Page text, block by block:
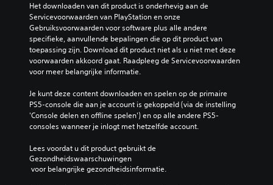
Het downloaden van dit product is onderhevig aan de
Servicevoorwaarden van PlayStation en onze
Gebruiksvoorwaarden voor software plus alle andere
specifieke, aanvullende bepalingen die op dit product van
toepassing zijn. Download dit product niet als u niet met deze
voorwaarden akkoord gaat. Raadpleeg de Servicevoorwaarden
voor meer belangrijke informatie.
Je kunt deze content downloaden en spelen op de primaire
PS5-console die aan je account is gekoppeld (via de instelling
'Console delen en offline spelen') en op alle andere PS5-
consoles wanneer je inlogt met hetzelfde account.
Lees voordat u dit product gebruikt de
Gezondheidswaarschuwingen
voor belangrijke gezondheidsinformatie.